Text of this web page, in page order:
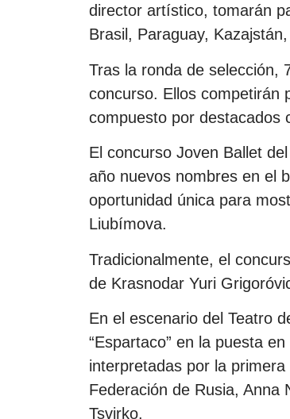
director artístico, tomarán
Brasil, Paraguay,
Tras la ronda de selección,
concurso. Ellos competirán
compuesto por destacados
El concurso Joven Ballet
año nuevos nombres en el
oportunidad única para
Liubímova.
Tradicionalmente, el
de Krasnodar Yuri
En el escenario del Teatro
“Espartaco” en la puesta
interpretadas por la
Federación de Rusia, Anna
Tsvirko.